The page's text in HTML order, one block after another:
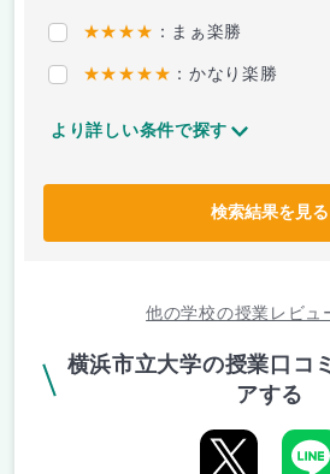
★★★★ ：まぁ楽勝
★★★★★ ：かなり楽勝
より詳しい条件で探す
検索結果を見る
他の学校の授業レビュ
横浜市立大学の授業口コ
アする